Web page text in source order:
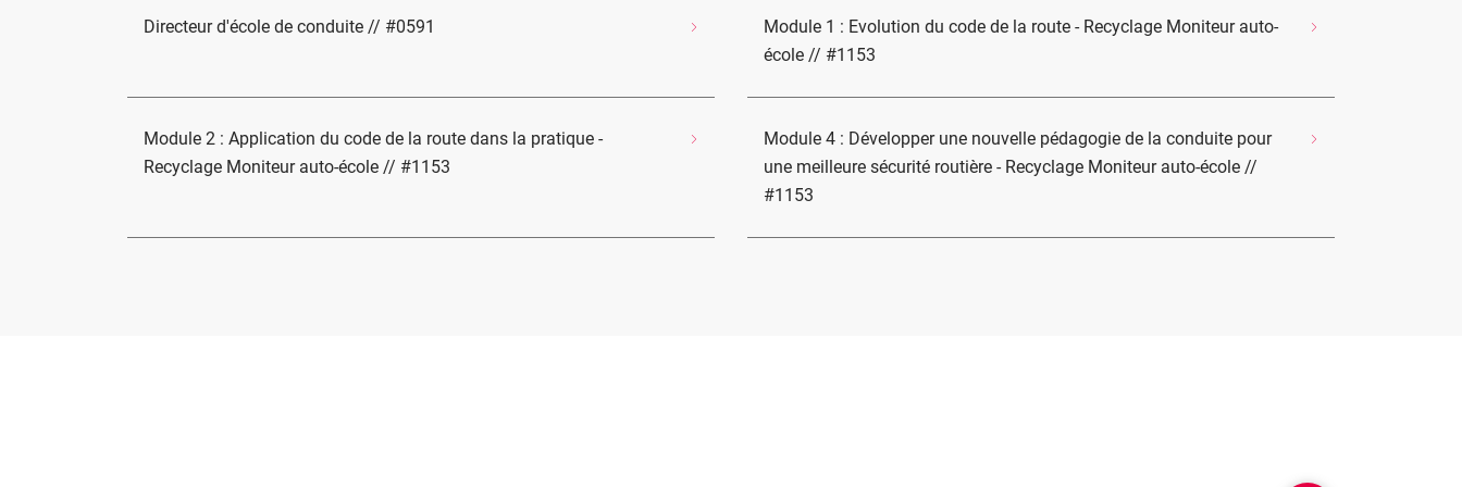
Directeur d'école de conduite // #0591
Module 1 : Evolution du code de la route - Recyclage Moniteur auto-
école // #1153
Module 2 : Application du code de la route dans la pratique -
Recyclage Moniteur auto-école // #1153
Module 4 : Développer une nouvelle pédagogie de la conduite pour
une meilleure sécurité routière - Recyclage Moniteur auto-école //
#1153